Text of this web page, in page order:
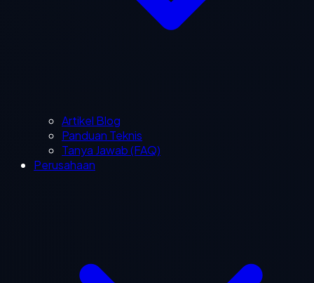
Artikel Blog
Panduan Teknis
Tanya Jawab (FAQ)
Perusahaan